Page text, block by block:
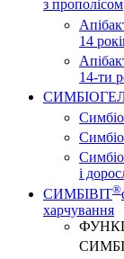
з прополісом
14
14-ти
і
СИМБІВІТ®
харчування